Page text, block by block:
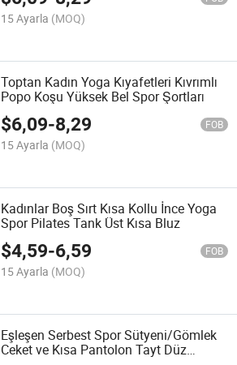
15 Ayarla (MOQ)
Toptan Kadın Yoga Kıyafetleri Kıvrımlı
Popo Koşu Yüksek Bel Spor Şortları
$6,09-8,29 FOB
15 Ayarla (MOQ)
Kadınlar Boş Sırt Kısa Kollu İnce Yoga
Spor Pilates Tank Üst Kısa Bluz
$4,59-6,59 FOB
15 Ayarla (MOQ)
Eşleşen Serbest Spor Sütyeni/Gömlek
Ceket ve Kısa Pantolon Tayt Düz